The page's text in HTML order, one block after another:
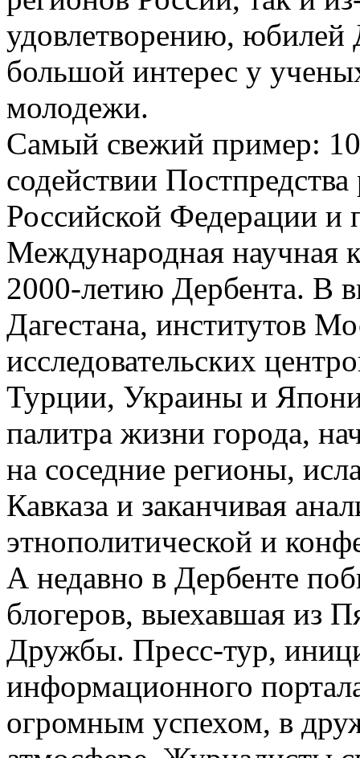
удовлетворению, юбилей
большой интерес у
молодежи.
Самый свежий пример:
содействии
Российской Федерации
Международная научная
2000­-летию Дербента. В
Дагестана, институтов
исследовательских
Турции, Украины и
палитра жизни города,
на соседние регионы,
Кавказа и заканчивая
этнополитической и
А недавно в Дербенте
блогеров, выехавшая из
Дружбы. Пресс-тур,
информационного
огромным успехом, в